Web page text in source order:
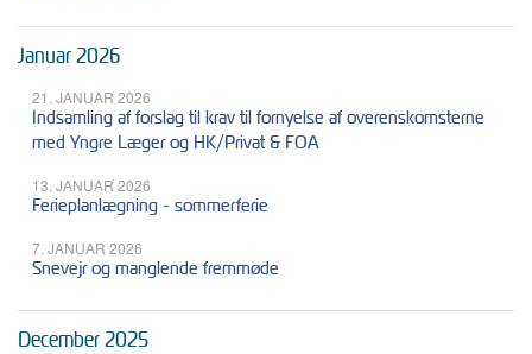
Januar 2026
21. JANUAR 2026
Indsamling af forslag til krav til fornyelse af overenskomsterne
med Yngre Læger og HK/Privat & FOA
13. JANUAR 2026
Ferieplanlægning - sommerferie
7. JANUAR 2026
Snevejr og manglende fremmøde
December 2025